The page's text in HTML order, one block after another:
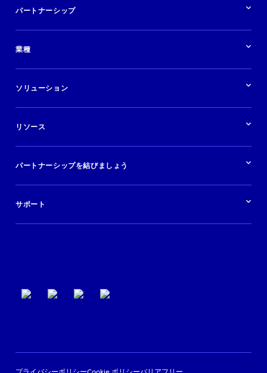
パートナーシップ
業種
ホテル
バケーションレンタル
ブランドおよび広告代理店
目的地
クルーズ
レンタカー
金融機関
ソリューション
在庫を販売する
快適な旅行体験を提供する
広告掲載
リソース
調査と分析
ブログ
活用事例
イベント
パートナーシップを結びましょう
ログイン
サポート